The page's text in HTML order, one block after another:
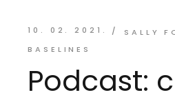
10. 02. 2021.
SALLY
BASELINES
Podcast: